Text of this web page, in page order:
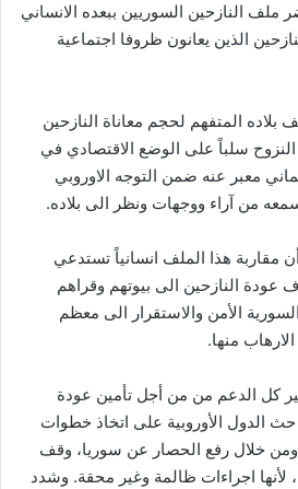
النازحين السوريين ببعده الانساني
الذين يعانون ظروفا اجتماعية
المتفهم لحجم معاناة النازحين
سلباً على الوضع الاقتصادي في
معبر عنه ضمن التوجه الاوروبي
من آراء ووجهات ونظر الى بلاده.
مقاربة هذا الملف انسانياً تستدعي
النازحين الى بيوتهم وقراهم
الأمن والاستقرار الى معظم
منها.
كل الدعم من من أجل تأمين عودة
حث الدول الأوروبية على اتخاذ خطوات
خلال رفع الحصار عن سوريا، وقف
لأنها اجراءات ظالمة وغير محقة. وشدد